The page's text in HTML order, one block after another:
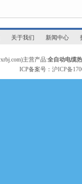
关于我们 新闻中心
主营产品:全自动电缆
ICP备案号：沪ICP备